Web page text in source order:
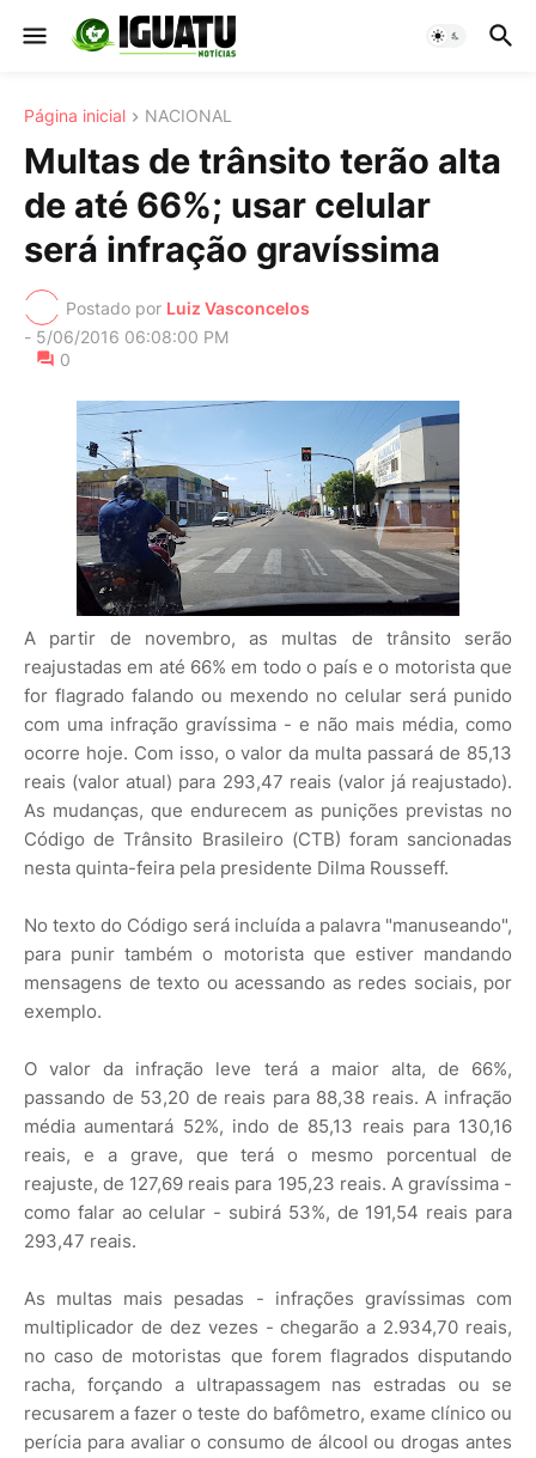
Página inicial NACIONAL
Multas de trânsito terão alta
de até 66%; usar celular
será infração gravíssima
Postado por Luiz Vasconcelos
- 5/06/2016 06:08:00 PM
0
A partir de novembro, as multas de trânsito serão
reajustadas em até 66% em todo o país e o motorista que
for flagrado falando ou mexendo no celular será punido
com uma infração gravíssima - e não mais média, como
ocorre hoje. Com isso, o valor da multa passará de 85,13
reais (valor atual) para 293,47 reais (valor já reajustado).
As mudanças, que endurecem as punições previstas no
Código de Trânsito Brasileiro (CTB) foram sancionadas
nesta quinta-feira pela presidente Dilma Rousseff.
No texto do Código será incluída a palavra "manuseando",
para punir também o motorista que estiver mandando
mensagens de texto ou acessando as redes sociais, por
exemplo.
O valor da infração leve terá a maior alta, de 66%,
passando de 53,20 de reais para 88,38 reais. A infração
média aumentará 52%, indo de 85,13 reais para 130,16
reais, e a grave, que terá o mesmo porcentual de
reajuste, de 127,69 reais para 195,23 reais. A gravíssima -
como falar ao celular - subirá 53%, de 191,54 reais para
293,47 reais.
As multas mais pesadas - infrações gravíssimas com
multiplicador de dez vezes - chegarão a 2.934,70 reais,
no caso de motoristas que forem flagrados disputando
racha, forçando a ultrapassagem nas estradas ou se
recusarem a fazer o teste do bafômetro, exame clínico ou
perícia para avaliar o consumo de álcool ou drogas antes